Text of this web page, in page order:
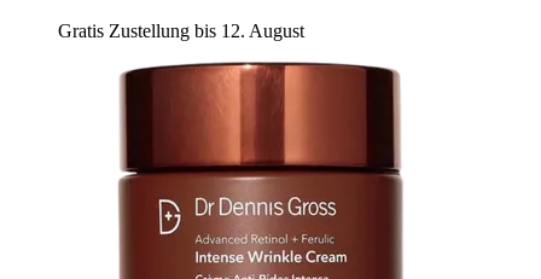
Gratis Zustellung bis 12. August